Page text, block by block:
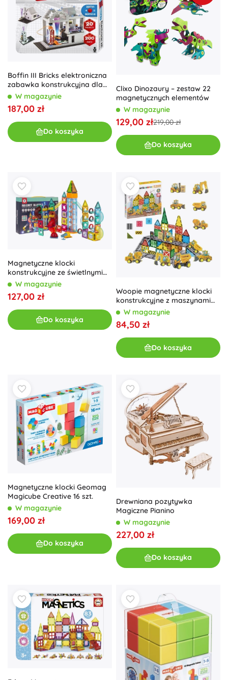
Boffin III Bricks elektroniczna
zabawka konstrukcyjna dla
dzieci
W magazynie
187,00 zł
Do koszyka
Clixo Dinozaury – zestaw 22
magnetycznych elementów
W magazynie
129,00 zł219,00 zł
Do koszyka
Magnetyczne klocki
konstrukcyjne ze świetlnymi
efektami, 134 elementy
W magazynie
127,00 zł
Do koszyka
Woopie magnetyczne klocki
konstrukcyjne z maszynami
budowlanymi, 30 elementów
W magazynie
84,50 zł
Do koszyka
Magnetyczne klocki Geomag
Magicube Creative 16 szt.
W magazynie
169,00 zł
Do koszyka
Drewniana pozytywka
Magiczne Pianino
W magazynie
227,00 zł
Do koszyka